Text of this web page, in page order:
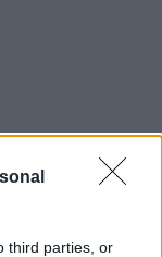
third parties, or